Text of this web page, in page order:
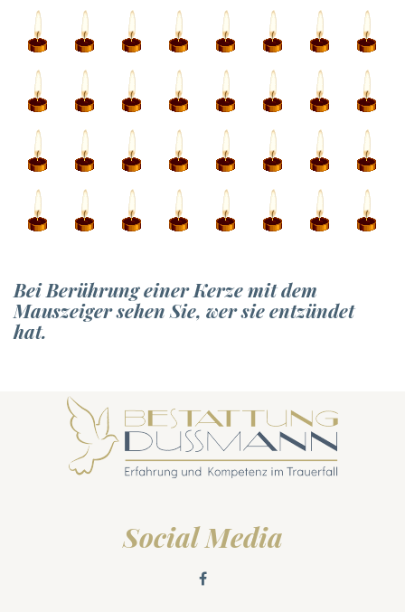
Bei Berührung einer Kerze mit dem
Mauszeiger sehen Sie, wer sie entzündet
hat.
Social Media